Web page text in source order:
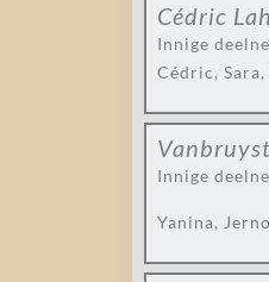
Cédric
Innige
Cédric,
Innige
Yanina,